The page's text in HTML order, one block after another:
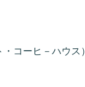
コーヒ－ハウス）